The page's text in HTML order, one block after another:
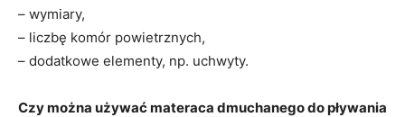
– wymiary,
– liczbę komór powietrznych,
– dodatkowe elementy, np. uchwyty.
Czy można używać materaca dmuchanego do pływania